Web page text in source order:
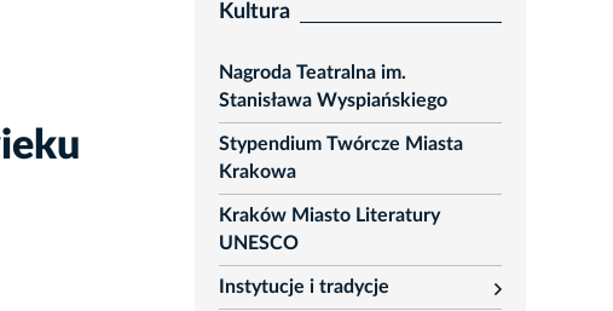
Kultura
Nagroda Teatralna im.
Stanisława Wyspiańskiego
Stypendium Twórcze Miasta
Krakowa
Kraków Miasto Literatury
UNESCO
Instytucje i tradycje
rozwiń